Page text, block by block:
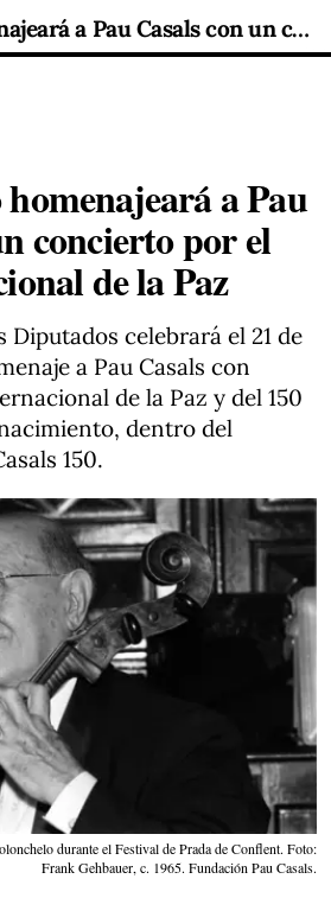
El Congreso homenajeará a Pau Casals con un concierto por el Día Internacional de la Paz
a Pau
concierto por el
de la Paz
Diputados celebrará el 21 de
a Pau Casals con
de la Paz y del 150
dentro del
150.
durante el Festival de Prada de Conflent. Foto:
Frank Gehbauer, c. 1965. Fundación Pau Casals.